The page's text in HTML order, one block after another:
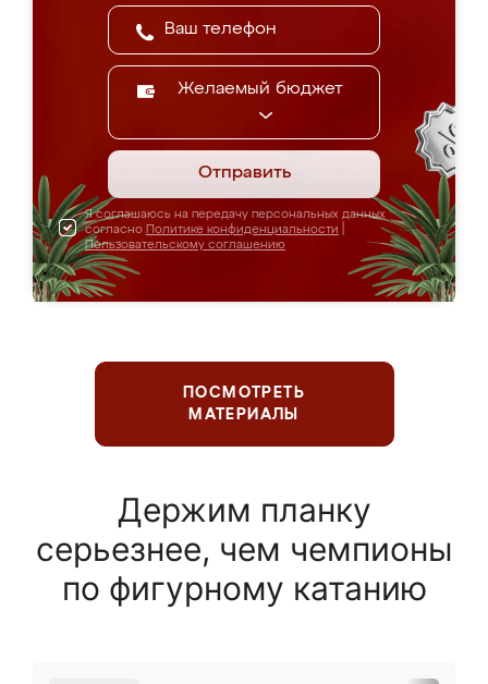
Желаемый бюджет
Отправить
Я соглашаюсь на передачу персональных данных
согласно Политике конфиденциальности
Пользовательскому соглашению
ПОСМОТРЕТЬ
МАТЕРИАЛЫ
Держим планку
серьезнее, чем чемпионы
по фигурному катанию